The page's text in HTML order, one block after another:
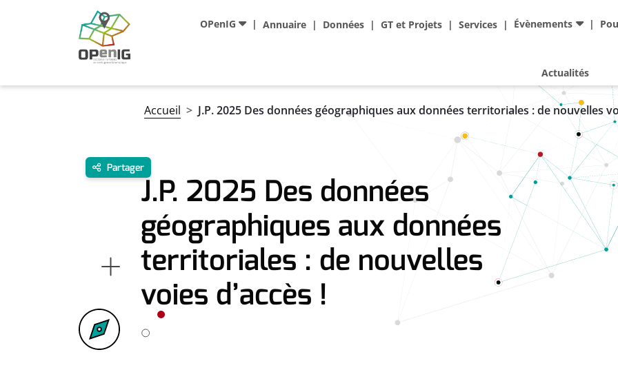
Aller au contenu principal
Navigation principale
OPenIG Annuaire Données GT et Projets Services Évènements
Actualités
Fil d'Ariane
Accueil J.P. 2025 Des données géographiques aux données territoriales : de nouvelles
J.P. 2025 Des données
géographiques aux données
territoriales : de nouvelles
voies d’accès !
Partager